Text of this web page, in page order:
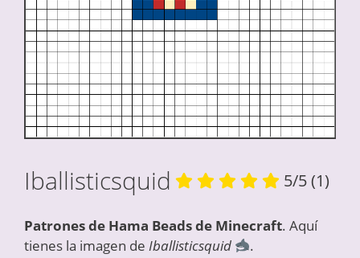
Iballisticsquid 5/5(1)
Patrones de Hama Beads de Minecraft. Aquí
tienes la imagen de Iballisticsquid .